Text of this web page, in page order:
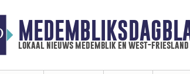
lokaal nieuws medemblik en west-friesland